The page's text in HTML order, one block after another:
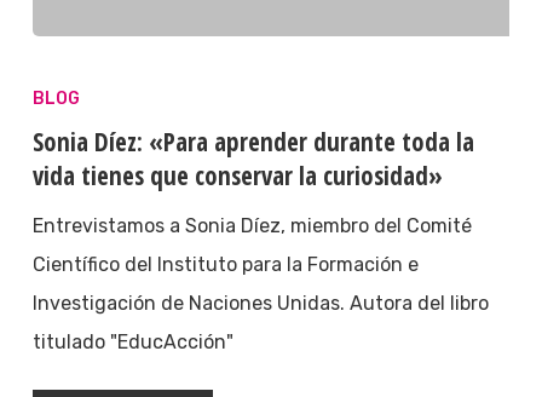
BLOG
Sonia Díez: «Para aprender durante toda la
vida tienes que conservar la curiosidad»
Entrevistamos a Sonia Díez, miembro del Comité
Científico del Instituto para la Formación e
Investigación de Naciones Unidas. Autora del libro
titulado "EducAcción"